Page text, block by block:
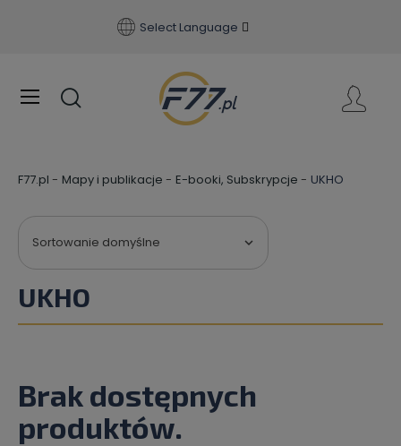
Select Language
F77.pl Mapy i publikacje E-booki, Subskrypcje UKHO
Sortowanie domyślne 
UKHO
Brak dostępnych
produktów.